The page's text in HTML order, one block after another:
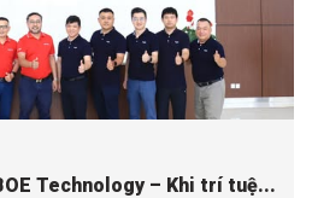
Technology – Khi trí tuệ...